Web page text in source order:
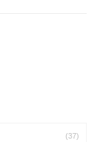
(37)